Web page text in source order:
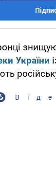
України